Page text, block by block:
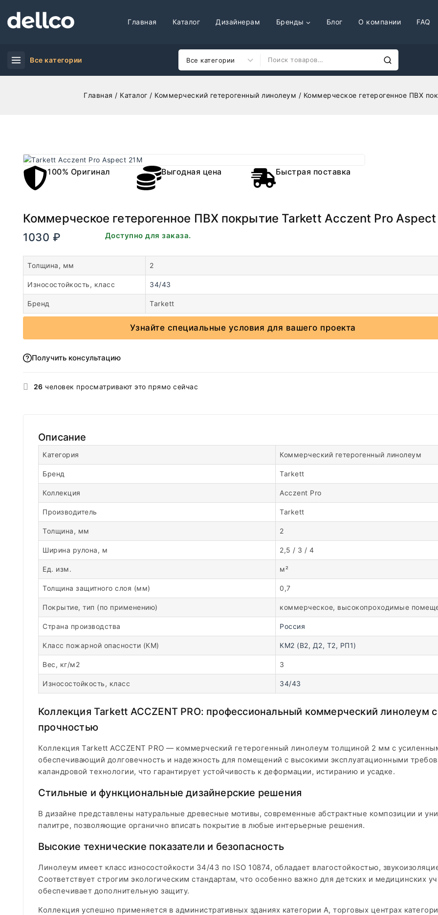
Главная Каталог Дизайнерам Бренды Блог О компании FAQ
Все категории
Главная / Каталог / Коммерческий гетерогенный линолеум / Коммерческое гетерогенное ПВХ
100% Оригинал Выгодная цена Быстрая поставка
Коммерческое гетерогенное ПВХ покрытие Tarkett Acczent Pro
1030 ₽ В наличии. Доступно для заказа.
Толщина, мм 2
Износостойкость, класс 34/43
Бренд Tarkett
Узнайте специальные условия для вашего проекта
Получить консультацию
26 человек просматривают это прямо сейчас
Описание
Категория Коммерческий гетерогенный линолеум
Бренд Tarkett
Коллекция Acczent Pro
Производитель Tarkett
Толщина, мм 2
Ширина рулона, м 2,5 / 3 / 4
Ед. изм. м²
Толщина защитного слоя (мм) 0,7
Покрытие, тип (по применению) коммерческое, высокопроходимые
Страна производства Россия
Класс пожарной опасности (КМ) КМ2 (В2, Д2, Т2, РП1)
Вес, кг/м2 3
Износостойкость, класс 34/43
Коллекция Tarkett ACCZENT PRO: профессиональный коммерческий линолеум
прочностью
Коллекция Tarkett ACCZENT PRO — коммерческий гетерогенный линолеум толщиной 2 мм с
обеспечивающий долговечность и надежность для помещений с высокими эксплуатационными
каландровой технологии, что гарантирует устойчивость к деформации, истиранию и усадке.
Стильные и функциональные дизайнерские решения
В дизайне представлены натуральные древесные мотивы, современные абстрактные композиции и
палитре, позволяющие органично вписать покрытие в любые интерьерные решения.
Высокие технические показатели и безопасность
Линолеум имеет класс износостойкости 34/43 по ISO 10874, обладает влагостойкостью,
Соответствует строгим экологическим стандартам, что особенно важно для детских и медицинских
обеспечивает дополнительную защиту.
Коллекция успешно применяется в административных зданиях категории А, торговых центрах